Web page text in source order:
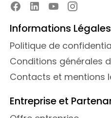
Informations
Politique de
Conditions générales
Contacts et mentions
Entreprise et